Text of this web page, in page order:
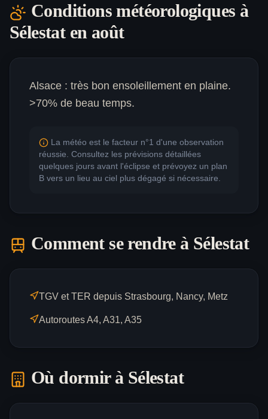
Conditions météorologiques à
Sélestaten août
Alsace : très bon ensoleillement en plaine.
>70% de beau temps.
La météo est le facteur n°1 d'une observation
réussie. Consultez les prévisions détaillées
quelques jours avant l'éclipse et prévoyez un plan
B vers un lieu au ciel plus dégagé si nécessaire.
Comment se rendre à Sélestat
TGV et TER depuis Strasbourg, Nancy, Metz
Autoroutes A4, A31, A35
Où dormir à Sélestat